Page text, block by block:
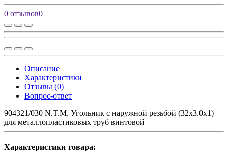
0 отзывов0
Описание
Характеристики
Отзывы (0)
Вопрос-ответ
904321/030 N.T.M. Угольник с наружной резьбой (32х3.0х1)
для металлопластиковых труб винтовой
Характеристики товара: